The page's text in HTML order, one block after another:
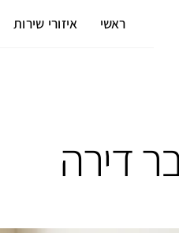
ראשי איזורי שירות
דירה